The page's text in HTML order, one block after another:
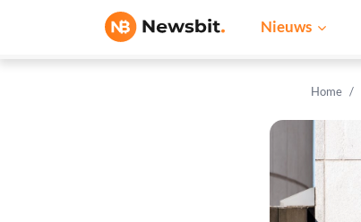
Nieuws
Home